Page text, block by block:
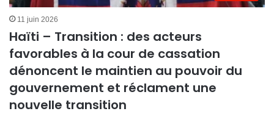
11 juin 2026
Haïti – Transition : des acteurs
favorables à la cour de cassation
dénoncent le maintien au pouvoir du
gouvernement et réclament une
nouvelle transition